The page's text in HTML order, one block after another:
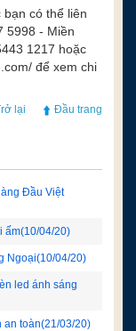
có thể liên
5998 - Miền
1217 hoặc
để xem chi
lại Đầu trang
Đầu Việt
ấm(10/04/20)
Ngoại(10/04/20)
led ánh sáng
an toàn(21/03/20)